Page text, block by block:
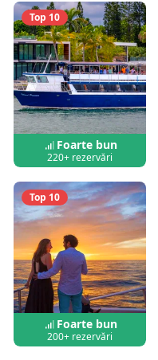
Top 10
Foarte bun
220+ rezervări
Top 10
Foarte bun
200+ rezervări